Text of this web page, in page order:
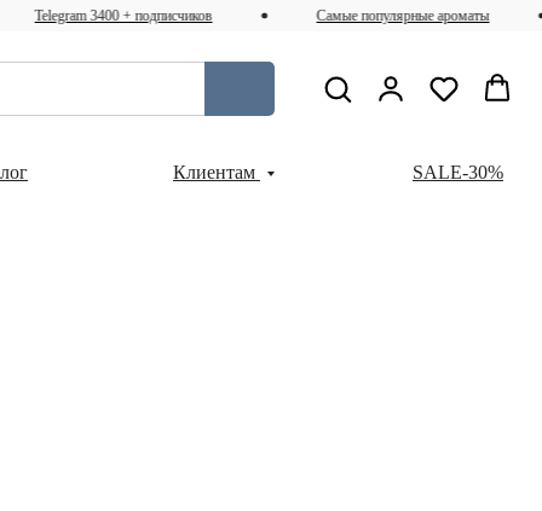
Telegram 3400 + подписчиков Самые популярные ароматы
Клиентам SALE-30%